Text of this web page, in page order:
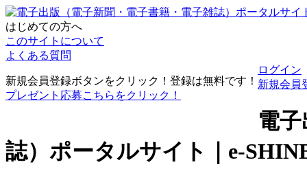
はじめての方へ
このサイトについて
よくある質問
新規会員登録ボタンをクリック！登録は無料です！
プレゼント応募こちらをクリック！
ログイン
新規会員
電
誌）ポータルサイト｜e-